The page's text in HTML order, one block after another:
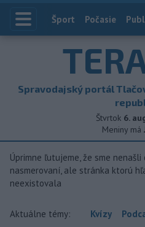
Index
Šport Počasie
Spravodajský portál
Štvrtok 6.
Meniny má
Úprimne ľutujeme, že sme
nasmerovaní, ale stránka ktorú
neexistovala
Aktuálne témy: Kvízy